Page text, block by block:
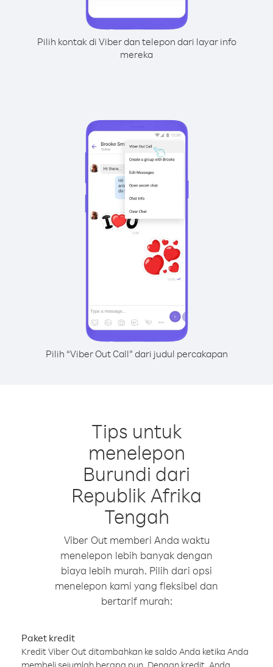
Pilih kontak di Viber dan telepon dari layar info
mereka
Pilih “Viber Out Call” dari judul percakapan
Tips untuk
menelepon
Burundi dari
Republik Afrika
Tengah
Viber Out memberi Anda waktu
menelepon lebih banyak dengan
biaya lebih murah. Pilih dari opsi
menelepon kami yang fleksibel dan
bertarif murah:
Paket kredit
Kredit Viber Out ditambahkan ke saldo Anda ketika Anda